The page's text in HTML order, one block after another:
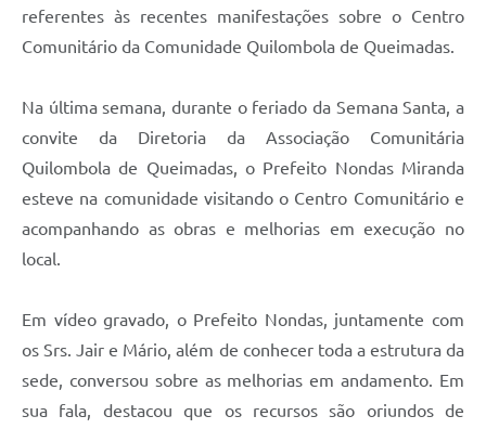
Telefones Úteis
Contratos, Convênios e Publicações MROSC
Ouvidoria Municipal
Contato
Listagem de Contribuintes Inscritos na Dívida Ativa do
Município
referentes às recentes manifestações sobre o Centro
Comunitário da Comunidade Quilombola de Queimadas.
Na última semana, durante o feriado da Semana Santa, a
convite da Diretoria da Associação Comunitária
Quilombola de Queimadas, o Prefeito Nondas Miranda
esteve na comunidade visitando o Centro Comunitário e
acompanhando as obras e melhorias em execução no
local.
Em vídeo gravado, o Prefeito Nondas, juntamente com
os Srs. Jair e Mário, além de conhecer toda a estrutura da
sede, conversou sobre as melhorias em andamento. Em
sua fala, destacou que os recursos são oriundos de